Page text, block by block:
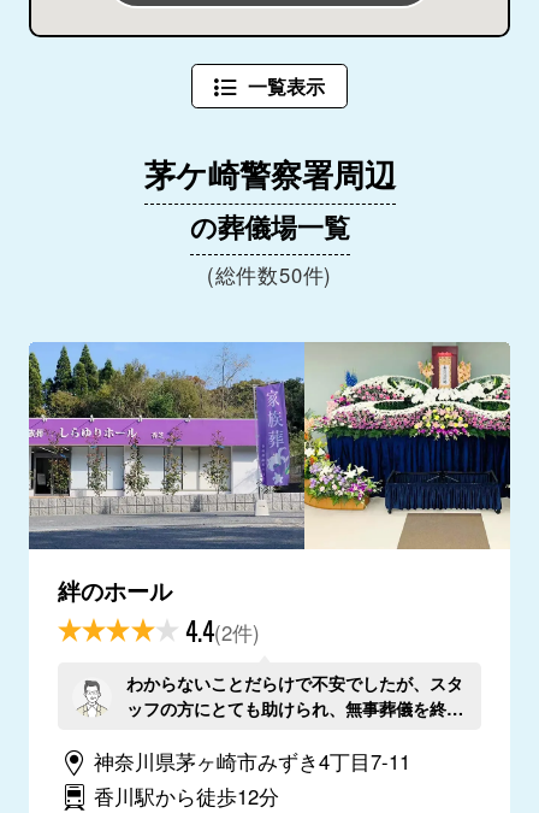
一覧表示
茅ケ崎警察署周辺
の葬儀場一覧
(総件数50件)
絆のホール
4.4(2件)
わからないことだらけで不安でしたが、スタ
ッフの方にとても助けられ、無事葬儀を終え
神奈川県茅ヶ崎市みずき4丁目7-11
香川駅から徒歩12分